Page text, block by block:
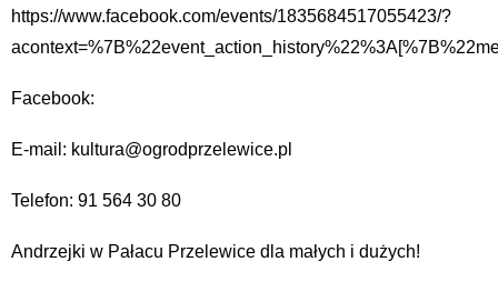
https://www.facebook.com/events/1835684517055423/?
Facebook:
E-mail: kultura@ogrodprzelewice.pl
Telefon: 91 564 30 80
Andrzejki w Pałacu Przelewice dla małych i dużych!